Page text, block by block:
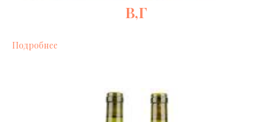
В,Г
Подробнее